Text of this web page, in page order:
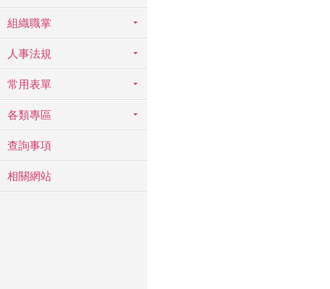
組織職掌
人事法規
常用表單
各類專區
查詢事項
相關網站